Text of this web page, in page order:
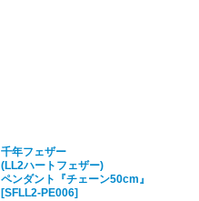
千年フェザー
(LL2ハートフェザー)
ペンダント『チェーン50cm』
[SFLL2-PE006]